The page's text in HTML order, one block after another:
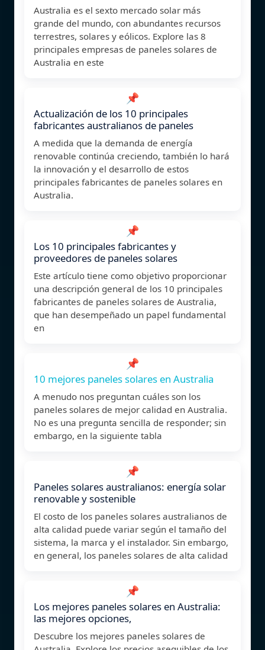
Australia es el sexto mercado solar más
grande del mundo, con abundantes recursos
terrestres, solares y eólicos. Explore las 8
principales empresas de paneles solares de
Australia en este
📌
Actualización de los 10 principales
fabricantes australianos de paneles
A medida que la demanda de energía
renovable continúa creciendo, también lo hará
la innovación y el desarrollo de estos
principales fabricantes de paneles solares en
Australia.
📌
Los 10 principales fabricantes y
proveedores de paneles solares
Este artículo tiene como objetivo proporcionar
una descripción general de los 10 principales
fabricantes de paneles solares de Australia,
que han desempeñado un papel fundamental
en
📌
10 mejores paneles solares en Australia
A menudo nos preguntan cuáles son los
paneles solares de mejor calidad en Australia.
No es una pregunta sencilla de responder; sin
embargo, en la siguiente tabla
📌
Paneles solares australianos: energía solar
renovable y sostenible
El costo de los paneles solares australianos de
alta calidad puede variar según el tamaño del
sistema, la marca y el instalador. Sin embargo,
en general, los paneles solares de alta calidad
📌
Los mejores paneles solares en Australia:
las mejores opciones,
Descubre los mejores paneles solares de